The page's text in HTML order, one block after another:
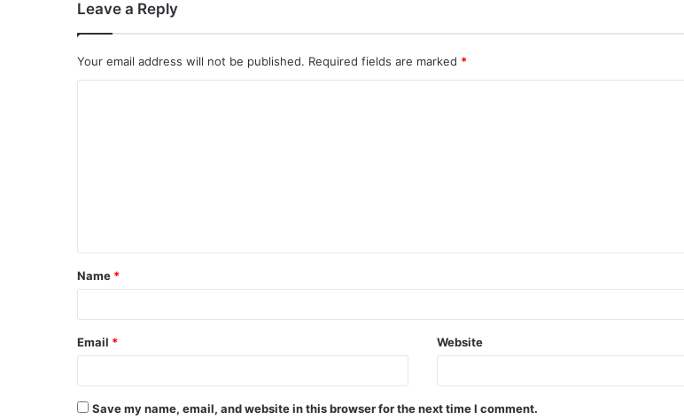
Leave a Reply
Your email address will not be published. Required fields are marked *
Name *
Email * Website
Save my name, email, and website in this browser for the next time I comment.